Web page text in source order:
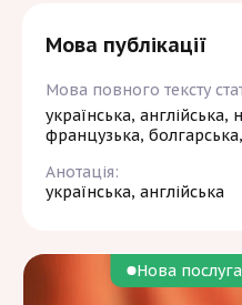
Мова публікації
Мова повного тексту
українська, англійська,
французька,
Анотація:
українська, англійська
Нова